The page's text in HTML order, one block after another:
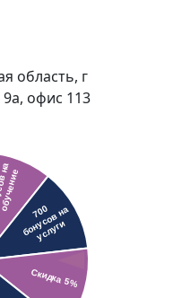
область, г
офис 113